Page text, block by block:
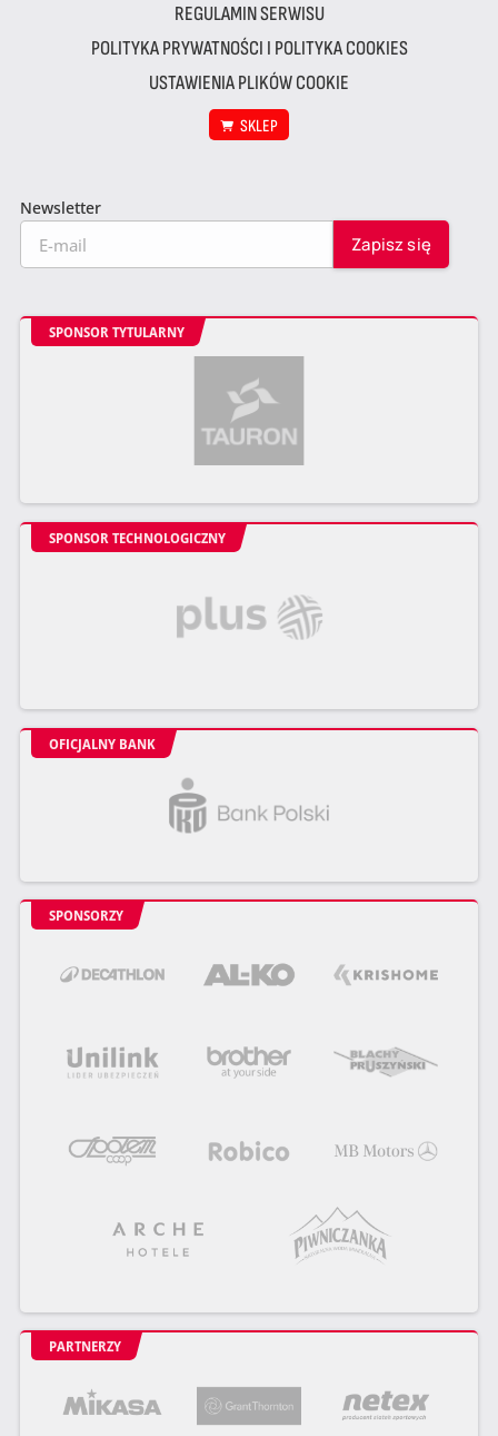
REGULAMIN SERWISU
POLITYKA PRYWATNOŚCI I POLITYKA COOKIES
USTAWIENIA PLIKÓW COOKIE
SKLEP
Newsletter
SPONSOR TYTULARNY
SPONSOR TECHNOLOGICZNY
OFICJALNY BANK
SPONSORZY
PARTNERZY